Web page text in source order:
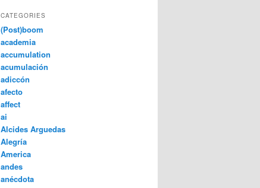
CATEGORIES
(Post)boom
academia
accumulation
acumulación
adiccón
afecto
affect
ai
Alcides Arguedas
Alegría
America
andes
anécdota